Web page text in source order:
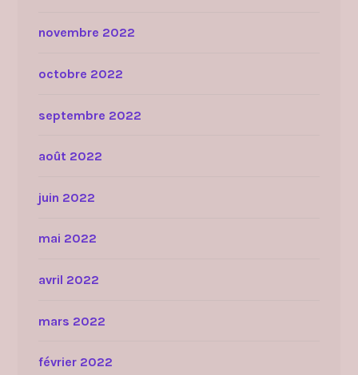
novembre 2022
octobre 2022
septembre 2022
août 2022
juin 2022
mai 2022
avril 2022
mars 2022
février 2022